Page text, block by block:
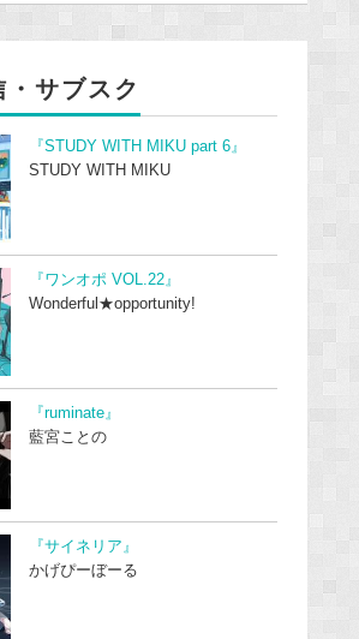
サブスク
『STUDY WITH MIKU part 6』
STUDY WITH MIKU
『ワンオポ VOL.22』
Wonderful★opportunity!
『ruminate』
藍宮ことの
『サイネリア』
かげぴーぼーる